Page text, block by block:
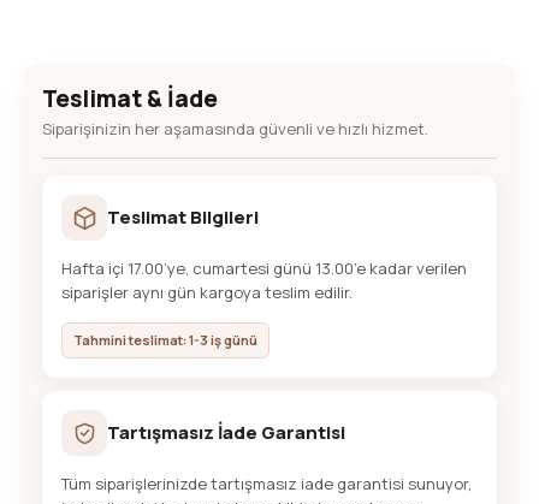
Teslimat & İade
Siparişinizin her aşamasında güvenli ve hızlı hizmet.
Teslimat Bilgileri
Hafta içi 17.00’ye, cumartesi günü 13.00’e kadar verilen
siparişler aynı gün kargoya teslim edilir.
Tahmini teslimat: 1-3 iş günü
Tartışmasız İade Garantisi
Tüm siparişlerinizde tartışmasız iade garantisi sunuyor,